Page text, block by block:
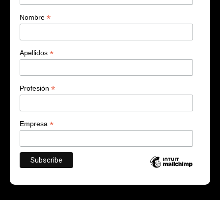
Nombre *
Apellidos *
Profesión *
Empresa *